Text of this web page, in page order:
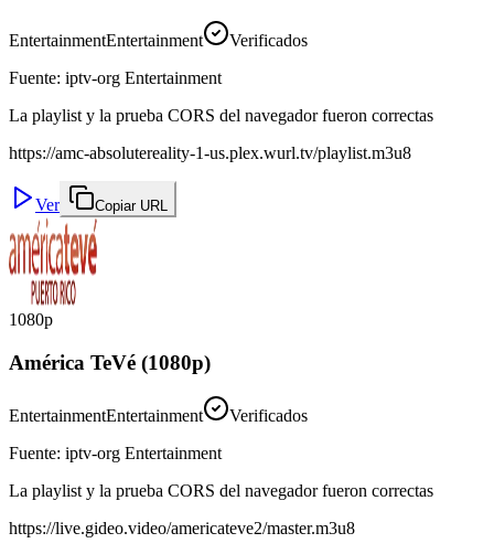
EntertainmentEntertainment
Verificados
Fuente: iptv-org Entertainment
La playlist y la prueba CORS del navegador fueron correctas
https://amc-absolutereality-1-us.plex.wurl.tv/playlist.m3u8
Ver Copiar URL
1080p
América TeVé (1080p)
EntertainmentEntertainment
Verificados
Fuente: iptv-org Entertainment
La playlist y la prueba CORS del navegador fueron correctas
https://live.gideo.video/americateve2/master.m3u8